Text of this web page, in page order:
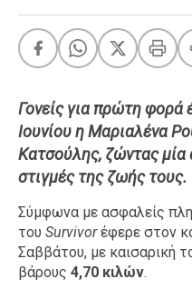
Xmas
LIFE
Food
Body+Mind
Ταξίδια
Style
Σπίτι
Family
Σχέσεις
Γονείς για πρώτη φορά
Ιουνίου η Μαριαλένα
Κατσούλης, ζώντας μία
στιγμές της ζωής τους.
Σύμφωνα με ασφαλείς
του Survivorέφερε στον
Σαββάτου, με καισαρική
βάρους 4,70 κιλών.